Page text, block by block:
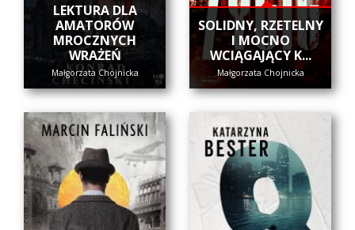
LEKTURA DLA
AMATORÓW
MROCZNYCH
WRAŻEŃ
Małgorzata Chojnicka
SOLIDNY, RZETELNY
I MOCNO
WCIĄGAJĄCY K...
Małgorzata Chojnicka